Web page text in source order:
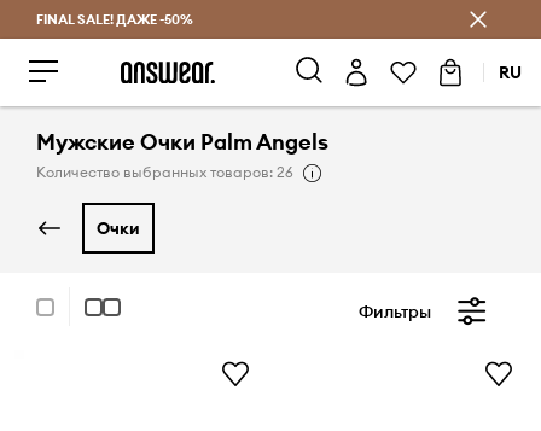
FINAL SALE! ДАЖЕ -50%
RU
Мужские Очки Palm Angels
Количество выбранных товаров: 26
очки
Фильтры